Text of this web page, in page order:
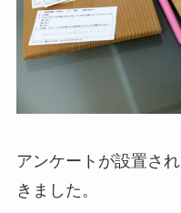
アンケートが設置さ
きました。